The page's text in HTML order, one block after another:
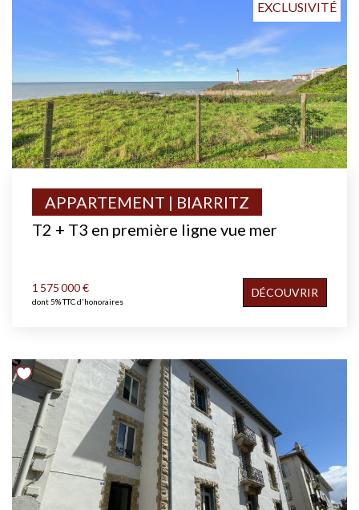
EXCLUSIVITÉ
T2 + T3 en première ligne vue mer
APPARTEMENT | BIARRITZ
1 575 000 €
dont 5% TTC d'honoraires
DÉCOUVRIR